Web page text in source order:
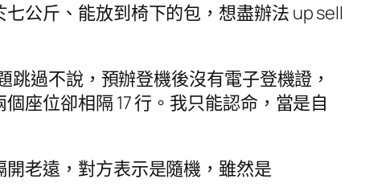
公斤、能放到椅下的包，想盡辦法 up sell
過不說，預辦登機後沒有電子登機證，
座位卻相隔 17 行。我只能認命，當是自
老遠，對方表示是隨機，雖然是